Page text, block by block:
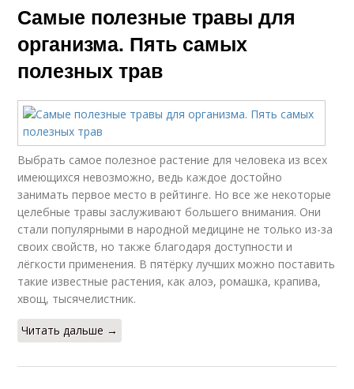
Самые полезные травы для
организма. Пять самых
полезных трав
Выбрать самое полезное растение для человека из всех
имеющихся невозможно, ведь каждое достойно
занимать первое место в рейтинге. Но все же некоторые
целебные травы заслуживают большего внимания. Они
стали популярными в народной медицине не только из-за
своих свойств, но также благодаря доступности и
лёгкости применения. В пятёрку лучших можно поставить
такие известные растения, как алоэ, ромашка, крапива,
хвощ, тысячелистник.
Читать дальше →